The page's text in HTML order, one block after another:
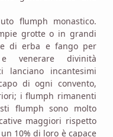
flumph monastico.
grotte o in grandi
di erba e fango per
venerare divinità
lanciano incantesimi
di ogni convento,
i flumph rimanenti
flumph sono molto
maggiori rispetto
10% di loro è capace